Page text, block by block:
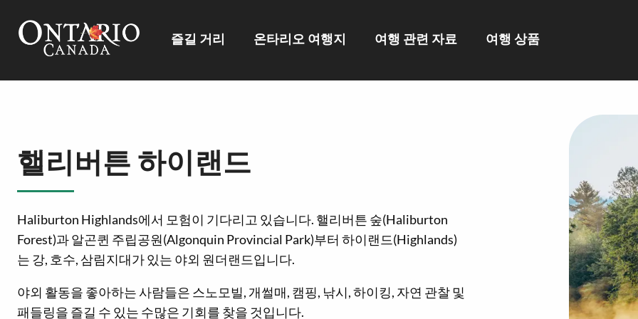
즐길 거리 온타리오 여행지 여행 관련 자료 여행 상품
핼리버튼 하이랜드
Haliburton Highlands에서 모험이 기다리고 있습니다. 핼리버튼 숲(Haliburton
Forest)과 알곤퀸 주립공원(Algonquin Provincial Park)부터 하이랜드(Highlands)
는 강, 호수, 삼림지대가 있는 야외 원더랜드입니다.
야외 활동을 좋아하는 사람들은 스노모빌, 개썰매, 캠핑, 낚시, 하이킹, 자연 관찰 및
패들링을 즐길 수 있는 수많은 기회를 찾을 것입니다.